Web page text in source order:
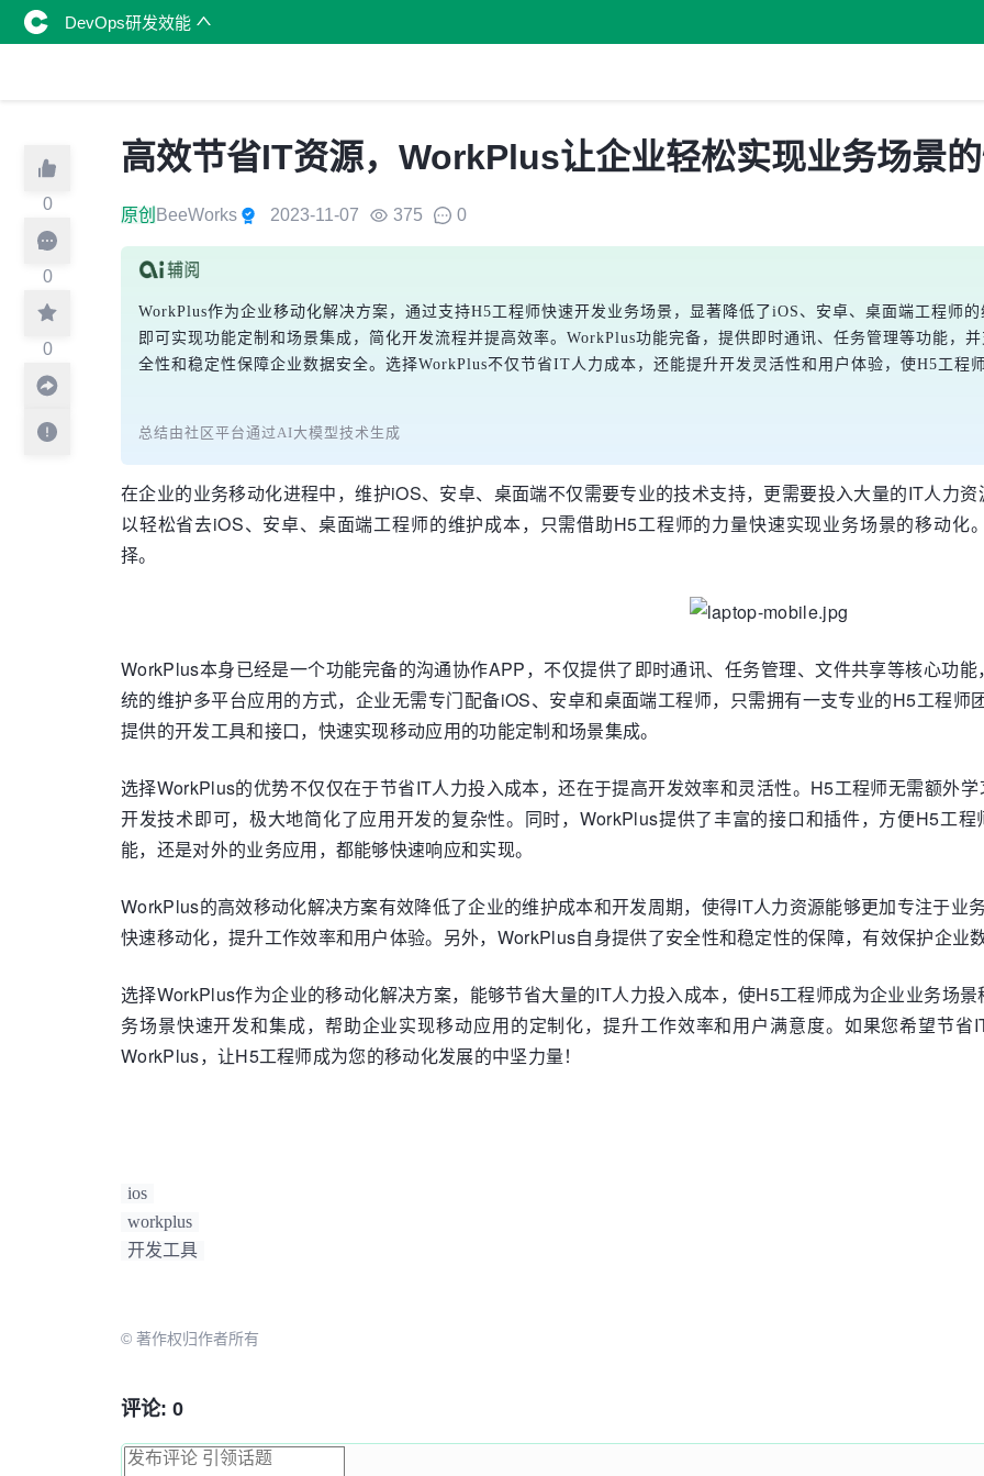
DevOps研发效能
0
0
0
高效节省IT资源，WorkPlus让企业轻松实现业务场景
原创 BeeWorks 2023-11-07 375 0
WorkPlus作为企业移动化解决方案，通过支持H5工程师快速开发业务场景，显著降低了iOS、安卓、桌面端工程师
即可实现功能定制和场景集成，简化开发流程并提高效率。WorkPlus功能完备，提供即时通讯、任务管理等功能，
全性和稳定性保障企业数据安全。选择WorkPlus不仅节省IT人力成本，还能提升开发灵活性和用户体验，使H5工程
总结由社区平台通过AI大模型技术生成
在企业的业务移动化进程中，维护iOS、安卓、桌面端不仅需要专业的技术支持，更需要投入大量的IT人力
以轻松省去iOS、安卓、桌面端工程师的维护成本，只需借助H5工程师的力量快速实现业务场景的移动
择。
WorkPlus本身已经是一个功能完备的沟通协作APP，不仅提供了即时通讯、任务管理、文件共享等核心功
统的维护多平台应用的方式，企业无需专门配备iOS、安卓和桌面端工程师，只需拥有一支专业的H5工程
提供的开发工具和接口，快速实现移动应用的功能定制和场景集成。
选择WorkPlus的优势不仅仅在于节省IT人力投入成本，还在于提高开发效率和灵活性。H5工程师无需额外
开发技术即可，极大地简化了应用开发的复杂性。同时，WorkPlus提供了丰富的接口和插件，方便H5工
能，还是对外的业务应用，都能够快速响应和实现。
WorkPlus的高效移动化解决方案有效降低了企业的维护成本和开发周期，使得IT人力资源能够更加专注于业
快速移动化，提升工作效率和用户体验。另外，WorkPlus自身提供了安全性和稳定性的保障，有效保护企业
选择WorkPlus作为企业的移动化解决方案，能够节省大量的IT人力投入成本，使H5工程师成为企业业务场
务场景快速开发和集成，帮助企业实现移动应用的定制化，提升工作效率和用户满意度。如果您希望节
WorkPlus，让H5工程师成为您的移动化发展的中坚力量！
ios
workplus
开发工具
© 著作权归作者所有
评论: 0